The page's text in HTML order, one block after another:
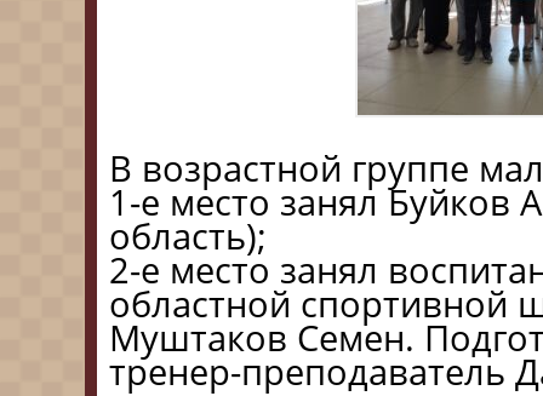
В возрастной группе
1-е место занял Буйков
область);
2-е место занял
областной спортивной
Муштаков Семен.
тренер-преподаватель